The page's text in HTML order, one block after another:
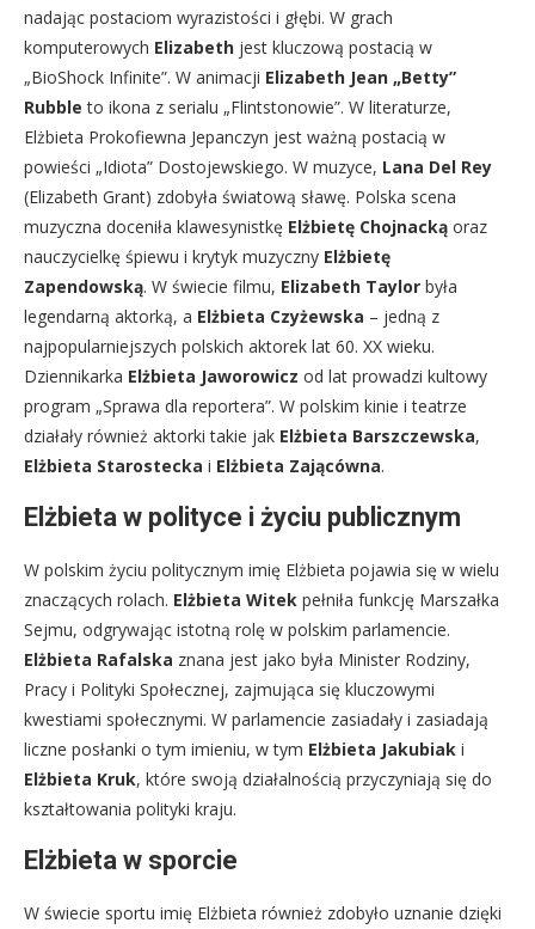
nadając postaciom wyrazistości i głębi. W grach
komputerowych Elizabeth jest kluczową postacią w
„BioShock Infinite”. W animacji Elizabeth Jean „Betty”
Rubble to ikona z serialu „Flintstonowie”. W literaturze,
Elżbieta Prokofiewna Jepanczyn jest ważną postacią w
powieści „Idiota” Dostojewskiego. W muzyce, Lana Del Rey
(Elizabeth Grant) zdobyła światową sławę. Polska scena
muzyczna doceniła klawesynistkę Elżbietę Chojnacką oraz
nauczycielkę śpiewu i krytyk muzyczny Elżbietę
Zapendowską. W świecie filmu, Elizabeth Taylor była
legendarną aktorką, a Elżbieta Czyżewska – jedną z
najpopularniejszych polskich aktorek lat 60. XX wieku.
Dziennikarka Elżbieta Jaworowicz od lat prowadzi kultowy
program „Sprawa dla reportera”. W polskim kinie i teatrze
działały również aktorki takie jak Elżbieta Barszczewska,
Elżbieta Starostecka i Elżbieta Zającówna.
Elżbieta w polityce i życiu publicznym
W polskim życiu politycznym imię Elżbieta pojawia się w wielu
znaczących rolach. Elżbieta Witek pełniła funkcję Marszałka
Sejmu, odgrywając istotną rolę w polskim parlamencie.
Elżbieta Rafalska znana jest jako była Minister Rodziny,
Pracy i Polityki Społecznej, zajmująca się kluczowymi
kwestiami społecznymi. W parlamencie zasiadały i zasiadają
liczne posłanki o tym imieniu, w tym Elżbieta Jakubiak i
Elżbieta Kruk, które swoją działalnością przyczyniają się do
kształtowania polityki kraju.
Elżbieta w sporcie
W świecie sportu imię Elżbieta również zdobyło uznanie dzięki